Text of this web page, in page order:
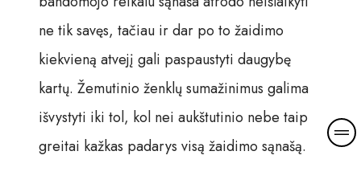
ne tik savęs, tačiau ir dar po to žaidimo
kiekvieną atvejį gali paspaustyti daugybę
kartų. Žemutinio ženklų sumažinimus galima
išvystyti iki tol, kol nei aukštutinio nebe taip
greitai kažkas padarys visą žaidimo sąnašą.